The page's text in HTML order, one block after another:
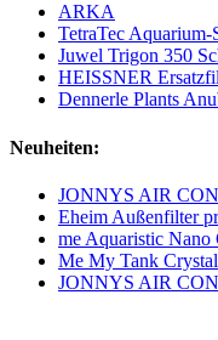
ARKA
TetraTec
Juwel Trigon 350
HEISSNER
Dennerle Plants
Neuheiten:
JONNYS AIR
Eheim Außenfilter
me Aquaristic Nano
Me My Tank Crystal
JONNYS AIR